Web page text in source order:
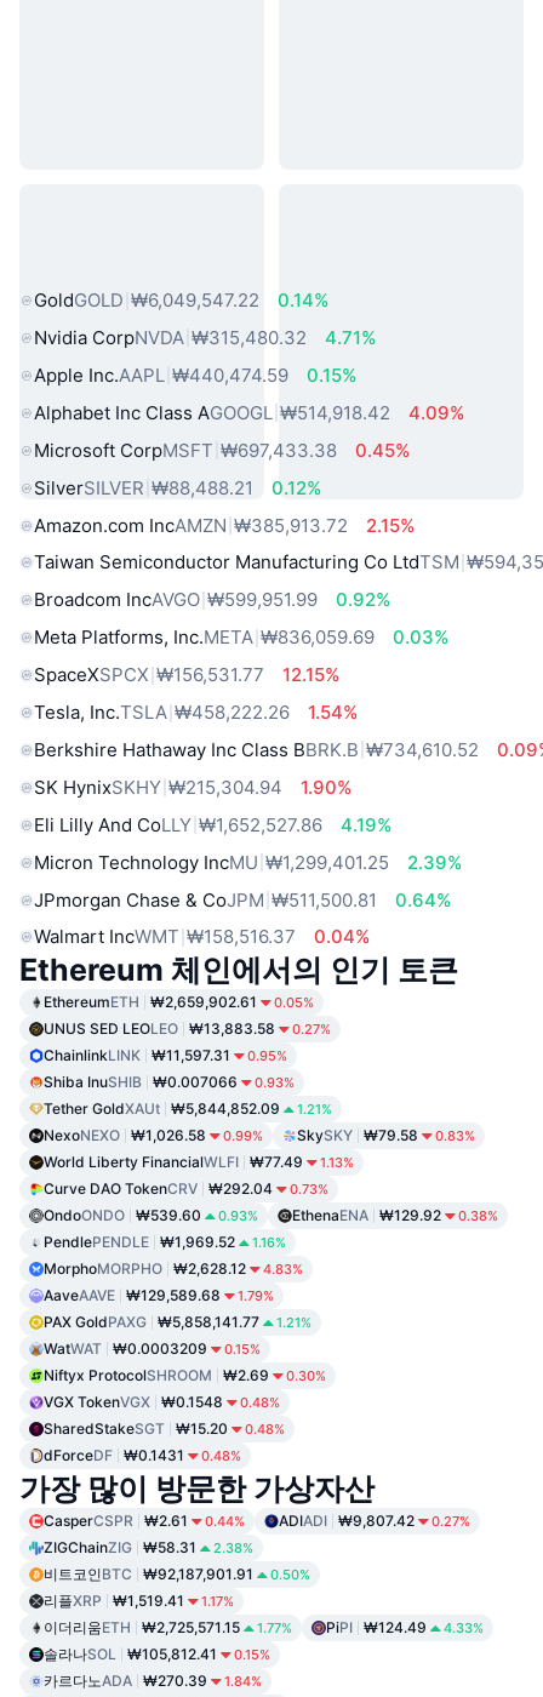
GoldGOLD ₩6,049,547.22
0.14%
Nvidia CorpNVDA ₩315,480.32
4.71%
Apple Inc.AAPL ₩440,474.59
0.15%
Alphabet Inc Class AGOOGL ₩514,918.42
4.09%
Microsoft CorpMSFT ₩697,433.38
0.45%
SilverSILVER ₩88,488.21
0.12%
Amazon.com IncAMZN ₩385,913.72
2.15%
Taiwan Semiconductor Manufacturing Co LtdTSM
Broadcom IncAVGO ₩599,951.99
0.92%
Meta Platforms, Inc.META ₩836,059.69
0.03%
SpaceXSPCX ₩156,531.77
12.15%
Tesla, Inc.TSLA ₩458,222.26
1.54%
Berkshire Hathaway Inc Class BBRK.B ₩734,610.52
SK HynixSKHY ₩215,304.94
1.90%
Eli Lilly And CoLLY ₩1,652,527.86
4.19%
Micron Technology IncMU ₩1,299,401.25
2.39%
JPmorgan Chase & CoJPM ₩511,500.81
0.64%
Walmart IncWMT ₩158,516.37 0.04%
Ethereum 체인에서의 인기 토큰
EthereumETH ₩2,659,902.61 0.05%
UNUS SED LEOLEO ₩13,883.58 0.27%
ChainlinkLINK ₩11,597.31 0.95%
Shiba InuSHIB ₩0.007066 0.93%
Tether GoldXAUt ₩5,844,852.09 1.21%
NexoNEXO ₩1,026.58 0.99% SkySKY ₩79.58 0.83%
World Liberty FinancialWLFI ₩77.49 1.13%
Curve DAO TokenCRV ₩292.04 0.73%
OndoONDO ₩539.60 0.93% EthenaENA ₩129.92 0.38%
PendlePENDLE ₩1,969.52 1.16%
MorphoMORPHO ₩2,628.12 4.83%
AaveAAVE ₩129,589.68 1.79%
PAX GoldPAXG ₩5,858,141.77 1.21%
WatWAT ₩0.0003209 0.15%
Niftyx ProtocolSHROOM ₩2.69 0.30%
VGX TokenVGX ₩0.1548 0.48%
SharedStakeSGT ₩15.20 0.48%
dForceDF ₩0.1431 0.48%
가장 많이 방문한 가상자산
CasperCSPR ₩2.61 0.44% ADIADI ₩9,807.42 0.27%
ZIGChainZIG ₩58.31 2.38%
비트코인BTC ₩92,187,901.91 0.50%
리플XRP ₩1,519.41 1.17%
이더리움ETH ₩2,725,571.15 1.77% PiPI ₩124.49 4.33%
솔라나SOL ₩105,812.41 0.15%
카르다노ADA ₩270.39 1.84%